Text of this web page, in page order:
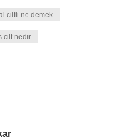
ciltli ne demek
cilt nedir